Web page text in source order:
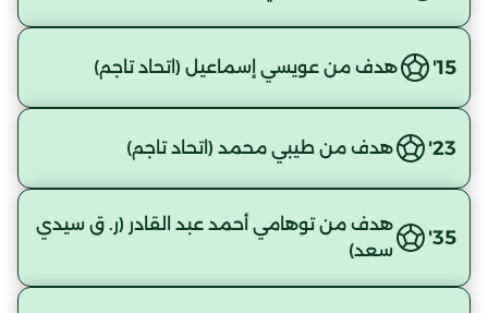
15' هدف من عويسي إسماعيل (اتحاد تاجم)
23' هدف من طيبي محمد (اتحاد تاجم)
35'
هدف من توهامي أحمد عبد القادر (ر. ق سيدي
سعد)